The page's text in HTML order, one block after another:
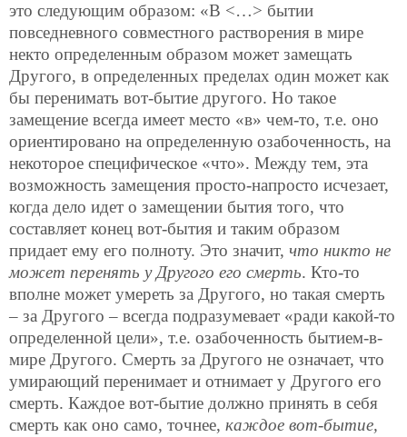
это следующим образом: «В <…> бытии
повседневного совместного растворения в мире
некто определенным образом может замещать
Другого, в определенных пределах один может как
бы перенимать вот-бытие другого. Но такое
замещение всегда имеет место «в» чем-то, т.е. оно
ориентировано на определенную озабоченность, на
некоторое специфическое «что». Между тем, эта
возможность замещения просто-напросто исчезает,
когда дело идет о замещении бытия того, что
составляет конец вот-бытия и таким образом
придает ему его полноту. Это значит, что никто не
может перенять у Другого его смерть. Кто-то
вполне может умереть за Другого, но такая смерть
– за Другого – всегда подразумевает «ради какой-то
определенной цели», т.е. озабоченность бытием-в-
мире Другого. Смерть за Другого не означает, что
умирающий перенимает и отнимает у Другого его
смерть. Каждое вот-бытие должно принять в себя
смерть как оно само, точнее, каждое вот-бытие,